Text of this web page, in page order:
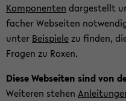
Kom­po­nen­ten dar­ge­stellt
fa­cher Web­sei­ten
unter Bei­spie­lezu fin­den,
Fra­gen zu Roxen.
Diese Web­sei­ten sind von
Wei­te­ren ste­hen